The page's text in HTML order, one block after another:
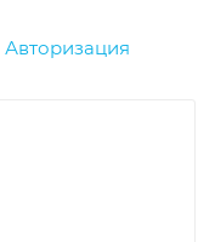
Авторизация